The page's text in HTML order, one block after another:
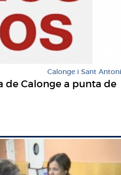
Calonge i Sant Antoni
de Calonge a punta de